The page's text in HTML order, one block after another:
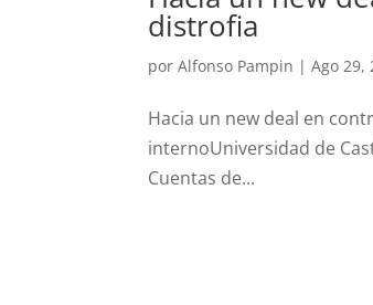
distrofia
porAlfonso Pampin |Ago 29,
Hacia un new deal en
internoUniversidad de
Cuentas de...